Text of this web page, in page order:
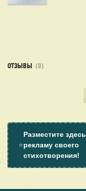
ОТЗЫВЫ (0)
⭐
Разместите здесь
рекламу своего
стихотворения!